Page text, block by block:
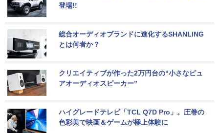
登場!!
総合オーディオブランドに進化するSHANLING
とは何者か？
クリエイティブが作った2万円台の“小さなピュ
アオーディオスピーカー”
ハイグレードテレビ「TCL Q7D Pro」。圧巻の
色彩美で映画＆ゲームが極上体験に